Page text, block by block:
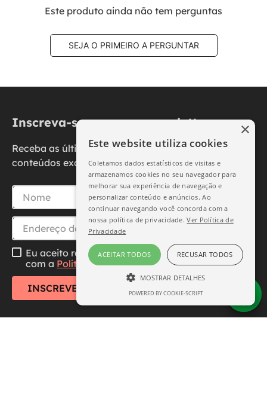
Este produto ainda não tem perguntas
SEJA O PRIMEIRO A PERGUNTAR
Inscreva-se na nossa newsletter
Receba as últimas novidades, promoções e
conteúdos exclusivos diretamente no seu e-mail.
Eu aceito receber essa newsletter, li e concordo
com a Política de Privacidade
INSCREVER-SE
Este website utiliza cookies
Coletamos dados estatísticos de visitas e
armazenamos cookies no seu navegador para
melhorar sua experiência de navegação e
personalizar conteúdo e anúncios. Ao
continuar navegando você concorda com a
nossa política de privacidade.Ver Política de
Privacidade
ACEITAR TODOS RECUSAR TODOS
MOSTRAR DETALHES
ESTRITAMENTE NECESSÁRIO
POWERED BY COOKIE-SCRIPT
×